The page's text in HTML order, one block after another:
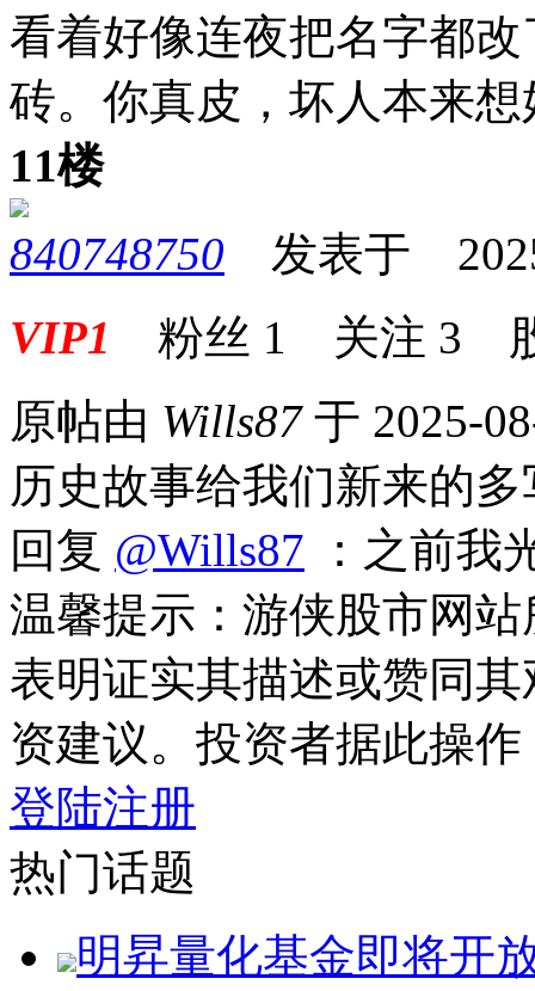
看着好像连夜把名字都
砖。你真皮，坏人本来
11楼
840748750 发表于
VIP1 粉丝 1 关注 3
原帖由 Wills87 于 2025-
历史故事给我们新来的
回复 @Wills87 ：之前我
温馨提示：游侠股市网
表明证实其描述或赞同
资建议。投资者据此操
登陆注册
热门话题
明昇量化基金即将开